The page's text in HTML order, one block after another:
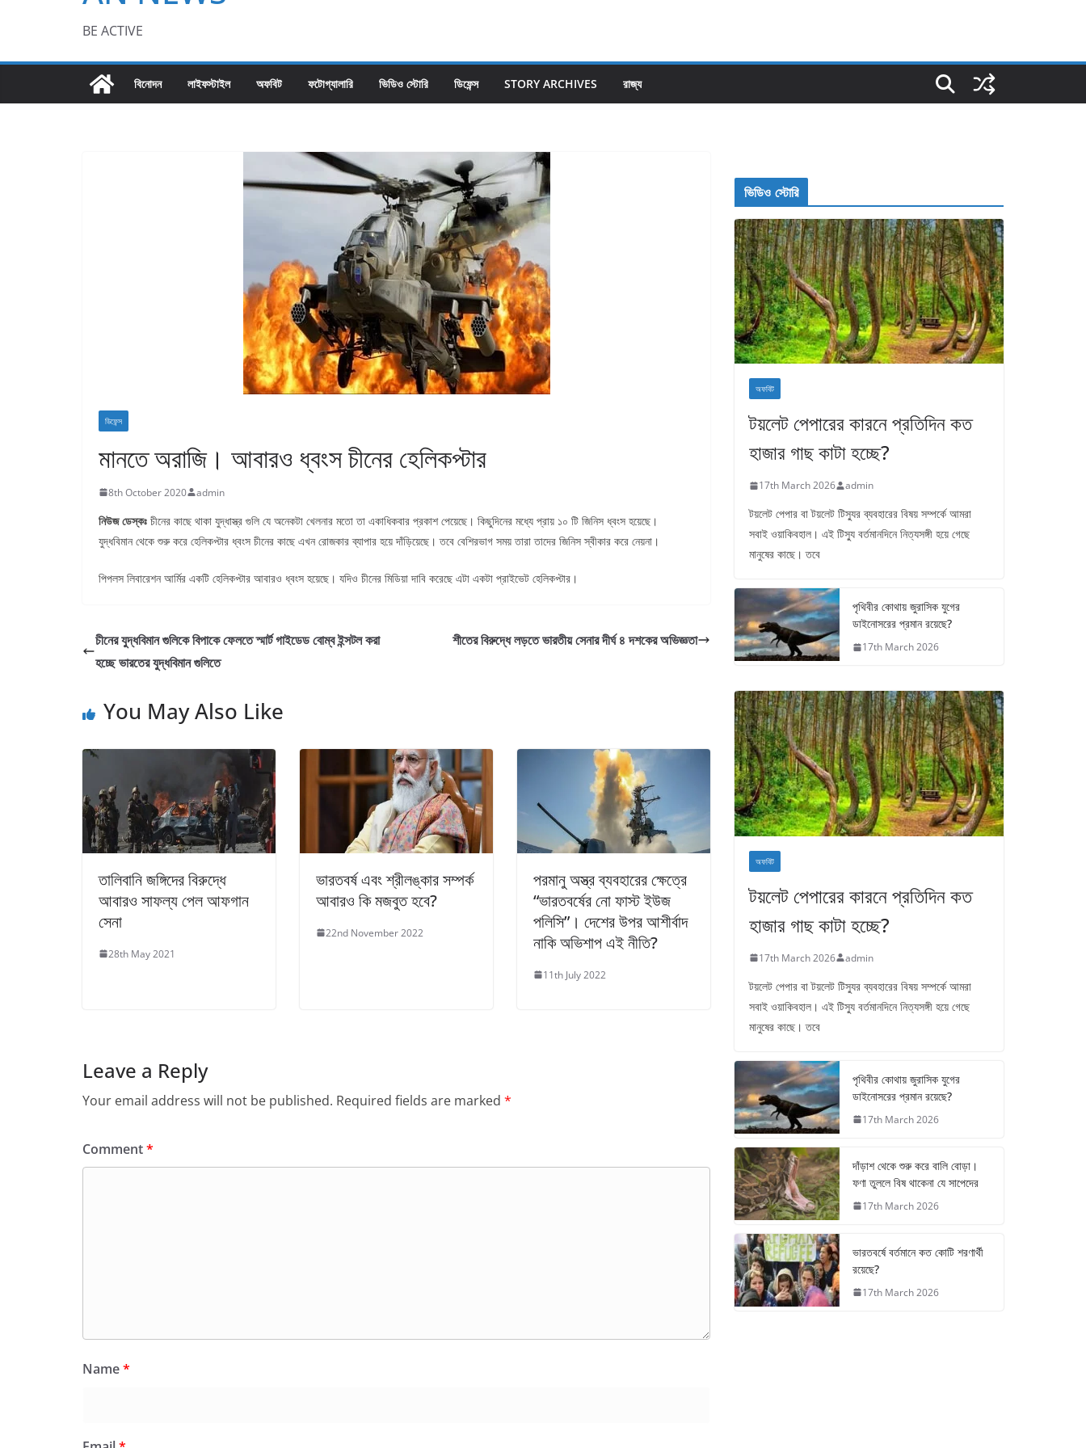
BE ACTIVE
বিনোদন লাইফস্টাইল অফবিট ফটোগ্যালারি ভিডিও স্টোরি ডিফেন্স STORY ARCHIVES রাজ্য
ডিফেন্স
মানতে অরাজি। আবারও ধ্বংস চীনের হেলিকপ্টার
8th October 2020 admin
নিউজ ডেস্কঃ চীনের কাছে থাকা যুদ্ধাস্ত্র গুলি যে অনেকটা খেলনার মতো তা একাধিকবার প্রকাশ পেয়েছে। কিছুদিনের মধ্যে প্রায় ১০ টি জিনিস ধ্বংস হয়েছে।
যুদ্ধবিমান থেকে শুরু করে হেলিকপ্টার ধ্বংস চীনের কাছে এখন রোজকার ব্যাপার হয়ে দাঁড়িয়েছে। তবে বেশিরভাগ সময় তারা তাদের জিনিস স্বীকার করে নেয়না।
পিপলস লিবারেশন আর্মির একটি হেলিকপ্টার আবারও ধ্বংস হয়েছে। যদিও চীনের মিডিয়া দাবি করেছে এটা একটা প্রাইভেট হেলিকপ্টার।
চীনের যুদ্ধবিমান গুলিকে বিপাকে ফেলতে স্মার্ট গাইডেড বোম্ব ইন্সটল করা
হচ্ছে ভারতের যুদ্ধবিমান গুলিতে
শীতের বিরুদ্ধে লড়তে ভারতীয় সেনার দীর্ঘ ৪ দশকের অভিজ্ঞতা
You May Also Like
তালিবানি জঙ্গিদের বিরুদ্ধে
আবারও সাফল্য পেল আফগান
সেনা
28th May 2021
ভারতবর্ষ এবং শ্রীলঙ্কার সম্পর্ক
আবারও কি মজবুত হবে?
22nd November 2022
পরমানু অস্ত্র ব্যবহারের ক্ষেত্রে
“ভারতবর্ষের নো ফাস্ট ইউজ
পলিসি”। দেশের উপর আশীর্বাদ
নাকি অভিশাপ এই নীতি?
11th July 2022
Leave a Reply
Your email address will not be published. Required fields are marked *
Comment*
Name*
ভিডিও স্টোরি
অফবিট
টয়লেট পেপারের কারনে প্রতিদিন কত
হাজার গাছ কাটা হচ্ছে?
17th March 2026 admin
টয়লেট পেপার বা টয়লেট টিস্যুর ব্যবহারের বিষয় সম্পর্কে আমরা
সবাই ওয়াকিবহাল। এই টিস্যু বর্তমানদিনে নিত্যসঙ্গী হয়ে গেছে
মানুষের কাছে। তবে
পৃথিবীর কোথায় জুরাসিক যুগের
ডাইনোসরের প্রমান রয়েছে?
17th March 2026
অফবিট
টয়লেট পেপারের কারনে প্রতিদিন কত
হাজার গাছ কাটা হচ্ছে?
17th March 2026 admin
টয়লেট পেপার বা টয়লেট টিস্যুর ব্যবহারের বিষয় সম্পর্কে আমরা
সবাই ওয়াকিবহাল। এই টিস্যু বর্তমানদিনে নিত্যসঙ্গী হয়ে গেছে
মানুষের কাছে। তবে
পৃথিবীর কোথায় জুরাসিক যুগের
ডাইনোসরের প্রমান রয়েছে?
17th March 2026
দাঁড়াশ থেকে শুরু করে বালি বোড়া।
ফণা তুললে বিষ থাকেনা যে সাপেদের
17th March 2026
ভারতবর্ষে বর্তমানে কত কোটি শরণার্থী
রয়েছে?
17th March 2026